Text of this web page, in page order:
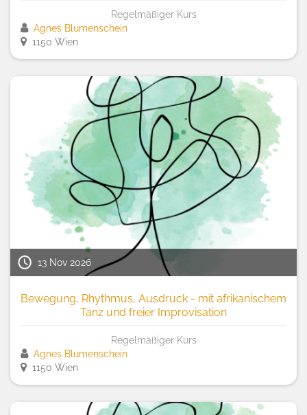
Regelmäßiger Kurs
Agnes Blumenschein
1150 Wien
13 Nov 2026
Bewegung, Rhythmus, Ausdruck - mit afrikanischem
Tanz und freier Improvisation
Regelmäßiger Kurs
Agnes Blumenschein
1150 Wien